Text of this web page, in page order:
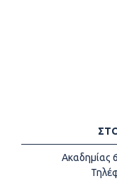
Ακαδημίας